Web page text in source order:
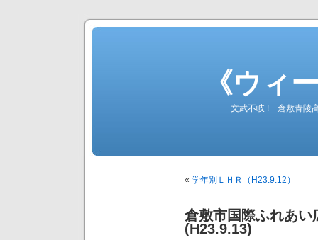
《ウィ
文武不岐 ! 倉敷青陵
« 学年別ＬＨＲ（H23.9.12）
倉敷市国際ふれあい
(H23.9.13)